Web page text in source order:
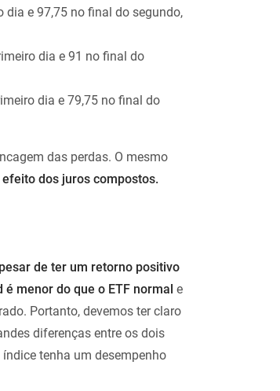
dia e 97,75 no final do segundo,
dia e 91 no final do
dia e 79,75 no final do
das perdas. O mesmo
dos juros compostos.
de ter um retorno positivo
menor do que o ETF normal e
Portanto, devemos ter claro
diferenças entre os dois
tenha um desempenho